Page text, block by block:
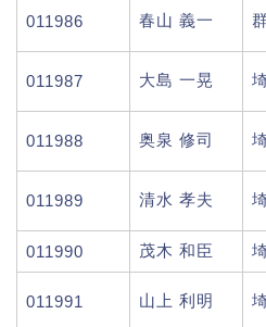
011986 春山 義一
011987 大島 一晃
011988 奥泉 修司
011989 清水 孝夫
011990 茂木 和臣
011991 山上 利明